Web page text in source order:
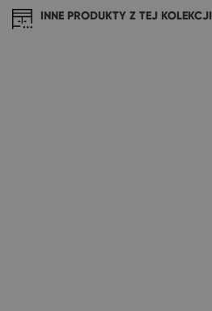
INNE PRODUKTY Z TEJ KOLEKCJI